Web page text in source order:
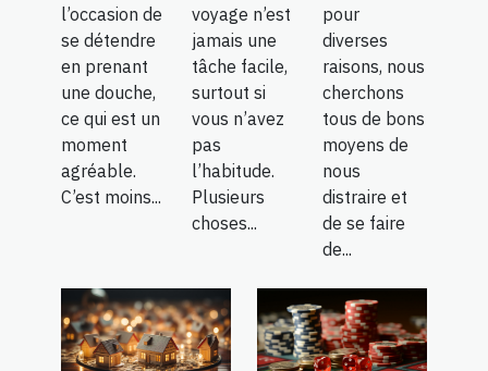
l’occasion de
se détendre
en prenant
une douche,
ce qui est un
moment
agréable.
C’est moins...
voyage n’est
jamais une
tâche facile,
surtout si
vous n’avez
pas
l’habitude.
Plusieurs
choses...
pour
diverses
raisons, nous
cherchons
tous de bons
moyens de
nous
distraire et
de se faire
de...